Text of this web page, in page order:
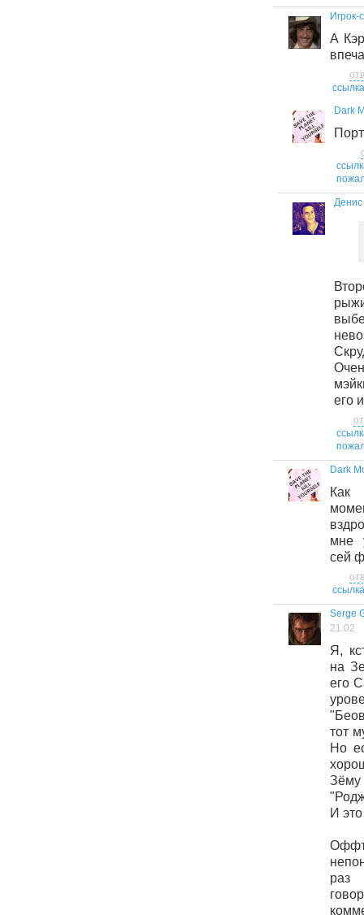
Игрок-
А
ссылка
Dark
его
Dark
Как
мне
сей
ссылка
Serge
21:02
Я,
на
его
тот
Но
Зёму
И
раз